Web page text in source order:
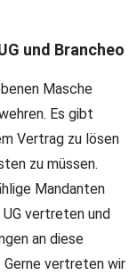
und Brancheo
Masche
Es gibt
Vertrag zu lösen
zu müssen.
Mandanten
vertreten und
an diese
vertreten wir